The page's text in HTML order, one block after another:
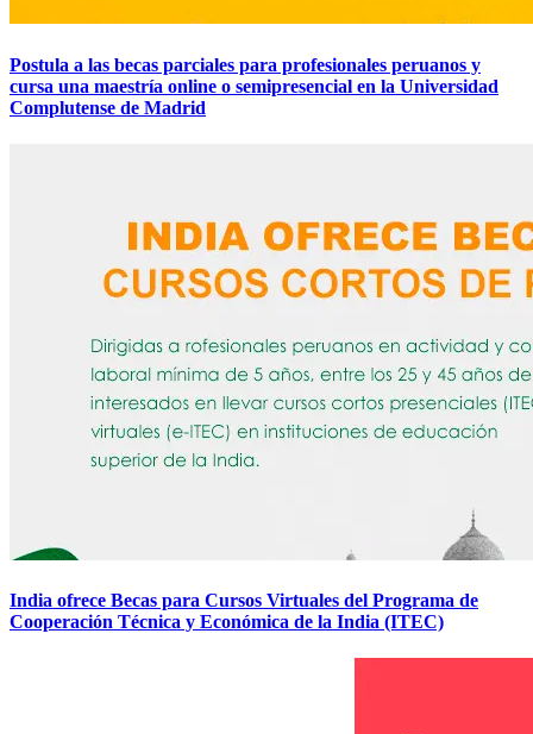
Postula a las becas parciales para profesionales peruanos y
cursa una maestría online o semipresencial en la Universidad
Complutense de Madrid
India ofrece Becas para Cursos Virtuales del Programa de
Cooperación Técnica y Económica de la India (ITEC)